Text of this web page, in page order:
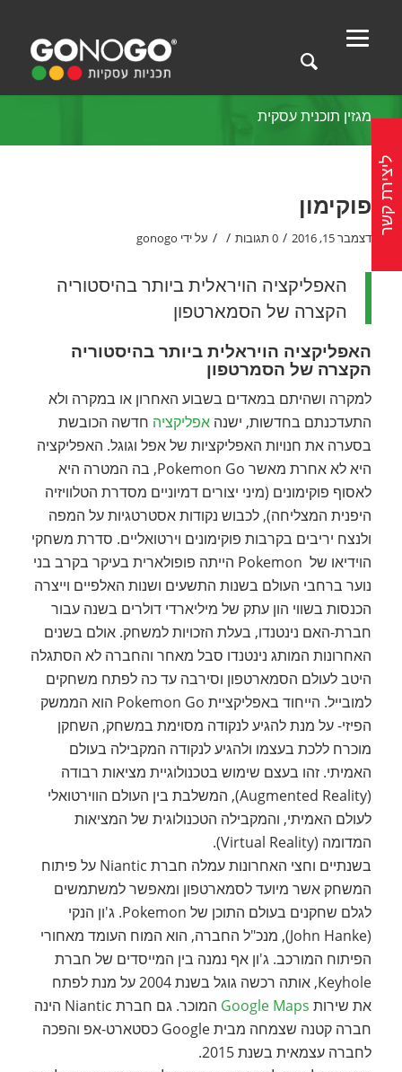
מגזין תוכנית עסקית
פוקימון
דצמבר 15, 2016 / 0 תגובות /
/ על ידי gonogo
האפליקציה הויראלית ביותר בהיסטוריה
הקצרה של הסמארטפון
האפליקציה הויראלית ביותר בהיסטוריה
הקצרה של הסמרטפון
למקרה ושהיתם במאדים בשבוע האחרון או במקרה ולא
התעדכנתם בחדשות, ישנה אפליקציה חדשה הכובשת
בסערה את חנויות האפליקציות של אפל וגוגל. האפליקציה
היא לא אחרת מאשר Pokemon Go, בה המטרה היא
לאסוף פוקימונים (מיני יצורים דמיוניים מסדרת הטלוויזיה
היפנית המצליחה), לכבוש נקודות אסטרטגיות על המפה
ולנצח יריבים בקרבות פוקימונים וירטואליים. סדרת משחקי
הוידיאו של Pokemon הייתה פופולארית בעיקר בקרב בני
נוער ברחבי העולם בשנות התשעים ושנות האלפיים וייצרה
הכנסות בשווי הון עתק של מיליארדי דולרים בשנה עבור
חברת-האם נינטנדו, בעלת הזכויות למשחק. אולם בשנים
האחרונות המותג נינטנדו סבל מאחר והחברה לא הסתגלה
היטב לעולם הסמארטפון וסירבה עד כה לפתח משחקים
למובייל. הייחוד באפליקציית Pokemon Go הוא הממשק
הפיזי- על מנת להגיע לנקודה מסוימת במשחק, השחקן
מוכרח ללכת בעצמו ולהגיע לנקודה המקבילה בעולם
האמיתי. זהו בעצם שימוש בטכנולוגיית מציאות רבודה
(Augmented Reality), המשלבת בין העולם הווירטואלי
לעולם האמיתי, והמקבילה הטכנולוגית של המציאות
המדומה (Virtual Reality).
בשנתיים וחצי האחרונות עמלה חברת Niantic על פיתוח
המשחק אשר מיועד לסמארטפון ומאפשר למשתמשים
לגלם שחקנים בעולם התוכן של Pokemon. ג'ון הנקי
(John Hanke), מנכ"ל החברה, הוא המוח העומד מאחורי
הפיתוח המורכב. ג'ון אף נמנה בין המייסדים של חברת
Keyhole, אותה רכשה גוגל בשנת 2004 על מנת לפתח
את שירות Google Maps
המוכר. גם חברת Niantic הינה
חברה קטנה שצמחה מבית Google כסטארט-אפ והפכה
לחברה עצמאית בשנת 2015.
ליצירת קשר